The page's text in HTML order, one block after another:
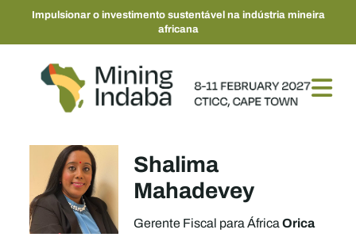
Impulsionar o investimento sustentável na indústria mineira
africana
Shalima
Mahadevey
Gerente Fiscal para ÁfricaOrica